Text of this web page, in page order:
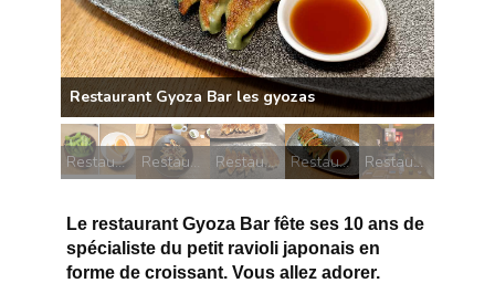
Restaurant Gyoza Bar les gyozas
Restaurant Gyoza Bar
Restaurant Gyoza Bar les gyozas
Restaurant Gyoza Bar
Restaurant Gyoza Bar Bowl
Restaurant Gyoza Bar accompagnements
Le restaurant Gyoza Bar fête ses 10 ans de
spécialiste du petit ravioli japonais en
forme de croissant. Vous allez adorer.